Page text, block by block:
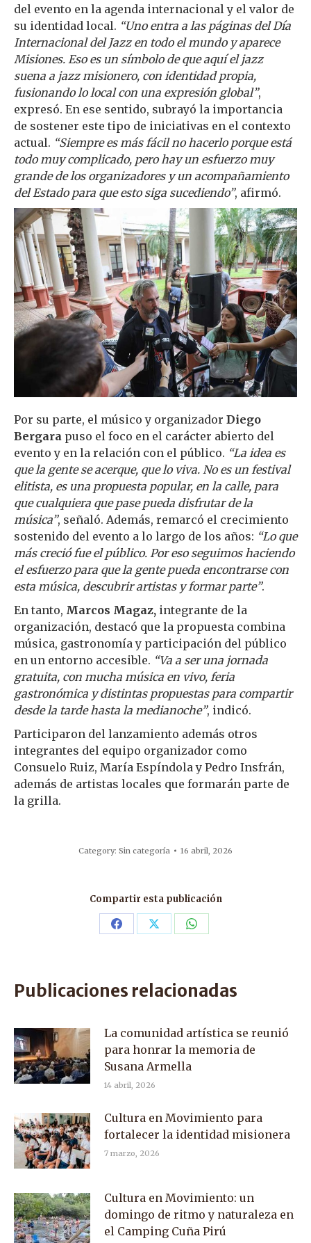
del evento en la agenda internacional y el valor de
su identidad local. “Uno entra a las páginas del Día
Internacional del Jazz en todo el mundo y aparece
Misiones. Eso es un símbolo de que aquí el jazz
suena a jazz misionero, con identidad propia,
fusionando lo local con una expresión global”,
expresó. En ese sentido, subrayó la importancia
de sostener este tipo de iniciativas en el contexto
actual. “Siempre es más fácil no hacerlo porque está
todo muy complicado, pero hay un esfuerzo muy
grande de los organizadores y un acompañamiento
del Estado para que esto siga sucediendo”, afirmó.
Por su parte, el músico y organizador Diego
Bergara puso el foco en el carácter abierto del
evento y en la relación con el público. “La idea es
que la gente se acerque, que lo viva. No es un festival
elitista, es una propuesta popular, en la calle, para
que cualquiera que pase pueda disfrutar de la
música”, señaló. Además, remarcó el crecimiento
sostenido del evento a lo largo de los años: “Lo que
más creció fue el público. Por eso seguimos haciendo
el esfuerzo para que la gente pueda encontrarse con
esta música, descubrir artistas y formar parte”.
En tanto, Marcos Magaz, integrante de la
organización, destacó que la propuesta combina
música, gastronomía y participación del público
en un entorno accesible. “Va a ser una jornada
gratuita, con mucha música en vivo, feria
gastronómica y distintas propuestas para compartir
desde la tarde hasta la medianoche”, indicó.
Participaron del lanzamiento además otros
integrantes del equipo organizador como
Consuelo Ruiz, María Espíndola y Pedro Insfrán,
además de artistas locales que formarán parte de
la grilla.
Category: Sin categoría 16 abril, 2026
Compartir esta publicación
Share Share Share
Publicaciones relacionadas
La comunidad artística se reunió
para honrar la memoria de
Susana Armella
14 abril, 2026
Cultura en Movimiento para
fortalecer la identidad misionera
7 marzo, 2026
Cultura en Movimiento: un
domingo de ritmo y naturaleza en
el Camping Cuña Pirú